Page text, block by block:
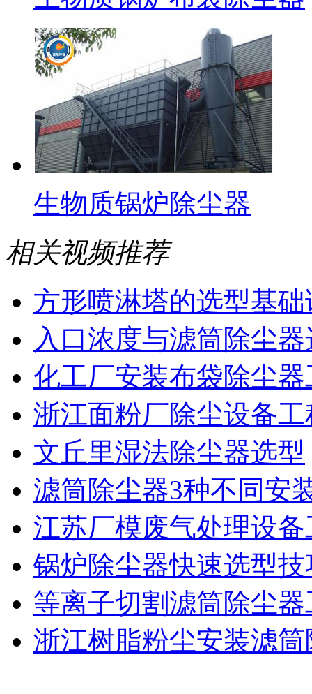
生物质锅炉除尘器
相关视频推荐
方形喷淋塔的选型基础
入口浓度与滤筒除尘
化工厂安装布袋除尘
浙江面粉厂除尘设备
文丘里湿法除尘器选型
滤筒除尘器3种不同安
江苏厂模废气处理设
锅炉除尘器快速选型
等离子切割滤筒除尘
浙江树脂粉尘安装滤